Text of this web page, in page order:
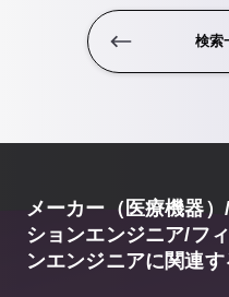
検索
メーカー（医療機器
ションエンジニア/フ
ンエンジニアに関連